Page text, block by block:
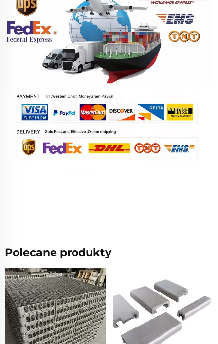
Polecane produkty